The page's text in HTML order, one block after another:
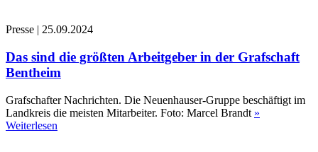
Presse | 25.09.2024
Das sind die größten Arbeitgeber in der Grafschaft
Bentheim
Grafschafter Nachrichten. Die Neuenhauser-Gruppe beschäftigt im
Landkreis die meisten Mitarbeiter. Foto: Marcel Brandt »
Weiterlesen